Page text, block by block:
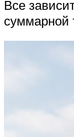
Все
суммарной